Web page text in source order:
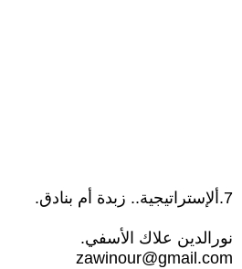
7.ألإستراتيجية.. زبدة أم بنادق.
نورالدين علاك الأسفي.
zawinour@gmail.com